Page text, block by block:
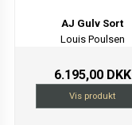
AJ Gulv Sort
Louis Poulsen
6.195,00 DKK
Vis produkt